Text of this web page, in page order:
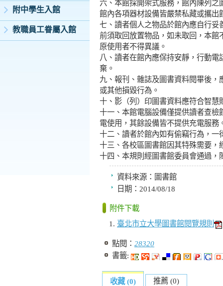
附中學生入館
教職員工眷屬入館
六、本館採開架式服務，館內陳列
館內各項器材設備皆嚴禁私藏或攜出
七、讀者個人之物品於館內應自行
前須取回放置物品，如未取回，本
原使用者不得異議。
八、讀者在館內應保持安靜，行動
棄。
九、報刊、雜誌及圖書資料閱畢後
或其他損毀行為。
十、影（列）印圖書資料應符合智
十一、本館電腦設備僅提供讀者查
電使用，其餘設備皆不提供充電服務
十二、讀者於館內如有偷竊行為，一
十三、各校區圖書館因其特殊需要
十四、本規則經圖書館委員會通過，
資料來源： 圖書館
日期： 2014/08/18
附件下載
臺北市立大學圖書館閱覽規則
點閱： 28320
書籤:
收藏 (0) 推薦 (0)